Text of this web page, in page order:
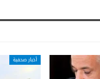
أخبار صحفية